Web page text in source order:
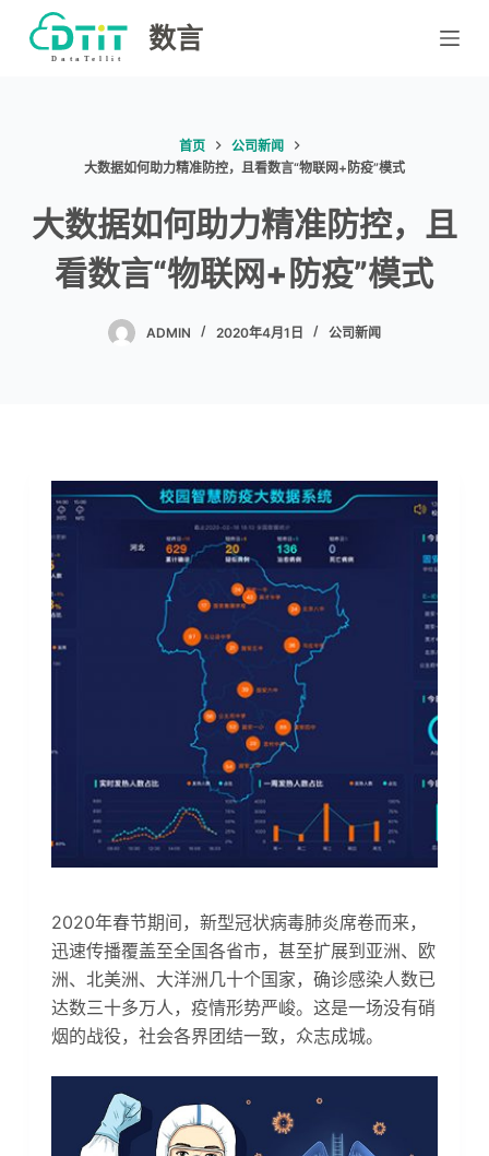
跳
过
数言
首页
公司新闻
大数据如何助力精准防控，且看数言“物联网+防疫”模式
大数据如何助力精准防控，且
看数言“物联网+防疫”模式
ADMIN 2020年4月1日 公司新闻
2020年春节期间，新型冠状病毒肺炎席卷而来，
迅速传播覆盖至全国各省市，甚至扩展到亚洲、欧
洲、北美洲、大洋洲几十个国家，确诊感染人数已
达数三十多万人，疫情形势严峻。这是一场没有硝
烟的战役，社会各界团结一致，众志成城。